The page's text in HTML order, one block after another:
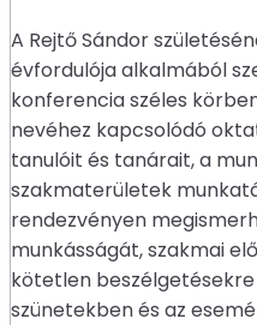
A Rejtő Sándor
évfordulója alkalmából
konferencia széles
nevéhez kapcsolódó
tanulóit és tanárait, a
szakmaterületek
rendezvényen
munkásságát, szakmai
kötetlen
szünetekben és az